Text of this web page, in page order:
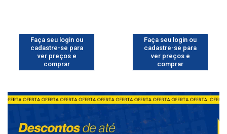
Faça seu login ou
cadastre-se para
ver preços e
comprar
Faça seu login ou
cadastre-se para
ver preços e
comprar